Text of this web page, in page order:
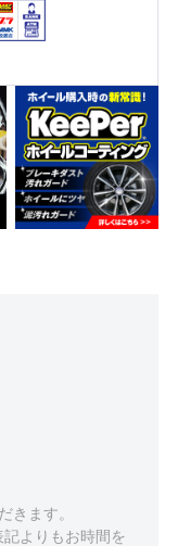
きます。
よりもお時間を